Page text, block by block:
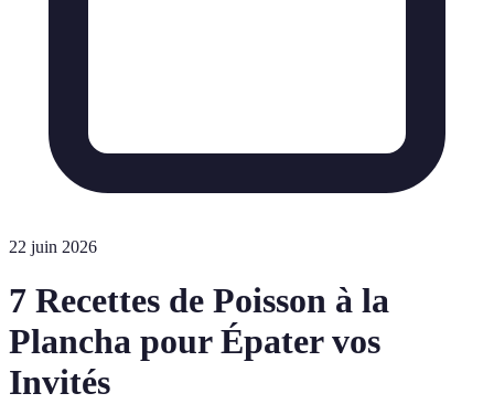
22 juin 2026
7 Recettes de Poisson à la
Plancha pour Épater vos
Invités